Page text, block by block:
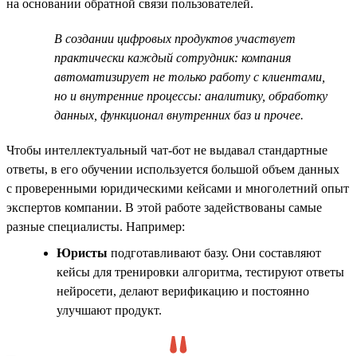
на основании обратной связи пользователей.
В создании цифровых продуктов участвует
практически каждый сотрудник: компания
автоматизирует не только работу с клиентами,
но и внутренние процессы: аналитику, обработку
данных, функционал внутренних баз и прочее.
Чтобы интеллектуальный чат-бот не выдавал стандартные
ответы, в его обучении используется большой объем данных
с проверенными юридическими кейсами и многолетний опыт
экспертов компании. В этой работе задействованы самые
разные специалисты. Например:
Юристы подготавливают базу. Они составляют
кейсы для тренировки алгоритма, тестируют ответы
нейросети, делают верификацию и постоянно
улучшают продукт.